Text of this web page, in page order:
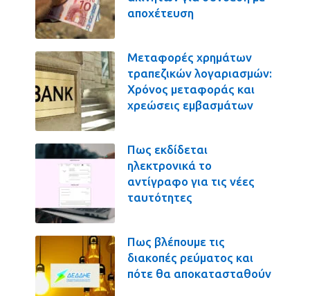
αποχέτευση
Μεταφορές χρημάτων
τραπεζικών λογαριασμών:
Χρόνος μεταφοράς και
χρεώσεις εμβασμάτων
Πως εκδίδεται
ηλεκτρονικά το
αντίγραφο για τις νέες
ταυτότητες
Πως βλέπουμε τις
διακοπές ρεύματος και
πότε θα αποκατασταθούν